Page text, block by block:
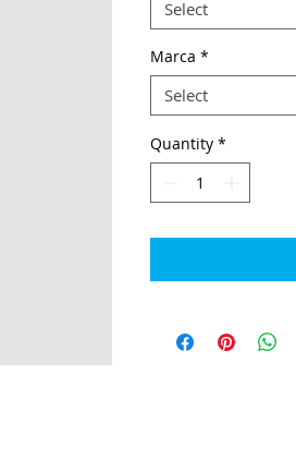
Select
Marca *
Select
Quantity *